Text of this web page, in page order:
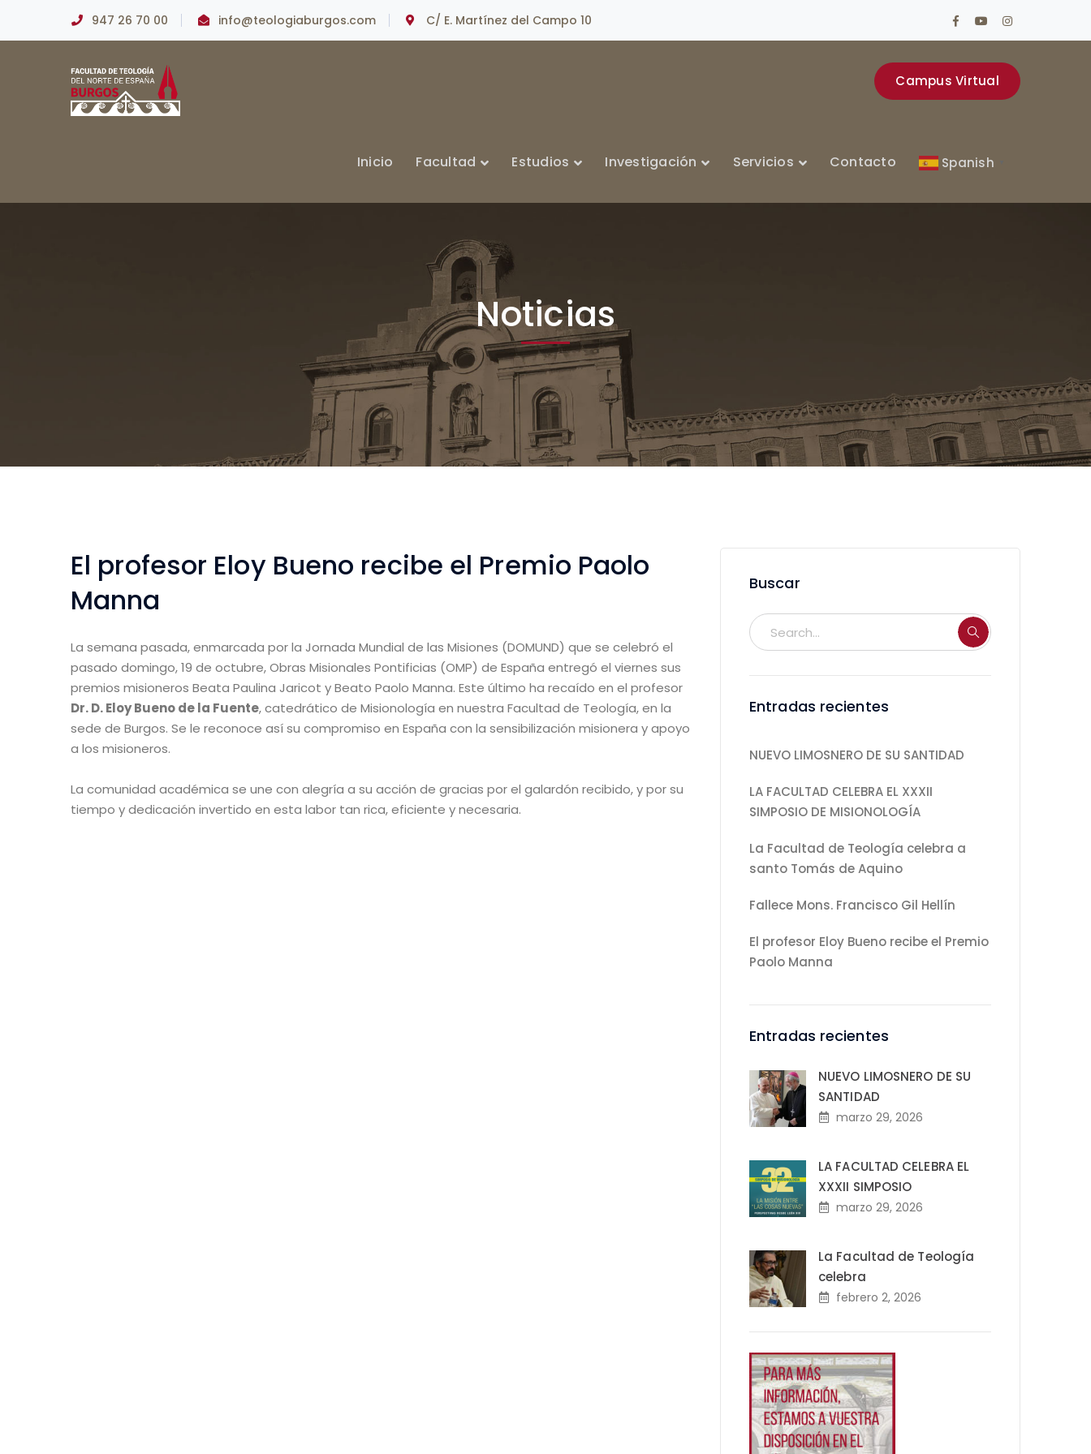
947 26 70 00 info@teologiaburgos.com C/ E. Martínez del Campo 10
Facebook
Profile
Youtube
Profile
Instagram
Profile
Campus Virtual
Inicio Facultad Estudios Investigación Servicios Contacto Spanish
Noticias
El profesor Eloy Bueno recibe el Premio Paolo
Manna
La semana pasada, enmarcada por la Jornada Mundial de las Misiones (DOMUND) que se celebró el
pasado domingo, 19 de octubre, Obras Misionales Pontificias (OMP) de España entregó el viernes sus
premios misioneros Beata Paulina Jaricot y Beato Paolo Manna. Este último ha recaído en el profesor
Dr.D. Eloy Bueno de la Fuente, catedrático de Misionología en nuestra Facultad de Teología, en la
sede de Burgos. Se le reconoce así su compromiso en España con la sensibilización misionera y apoyo
a los misioneros.
La comunidad académica se une con alegría a su acción de gracias por el galardón recibido, y por su
tiempo y dedicación invertido en esta labor tan rica, eficiente y necesaria.
Buscar
Entradas recientes
NUEVO LIMOSNERO DE SU SANTIDAD
LA FACULTAD CELEBRA EL XXXII
SIMPOSIO DE MISIONOLOGÍA
La Facultad de Teología celebra a
santo Tomás de Aquino
Fallece Mons. Francisco Gil Hellín
El profesor Eloy Bueno recibe el Premio
Paolo Manna
Entradas recientes
NUEVO LIMOSNERO DE SU
SANTIDAD
marzo 29, 2026
LA FACULTAD CELEBRA EL
XXXII SIMPOSIO
marzo 29, 2026
La Facultad de Teología
celebra
febrero 2, 2026